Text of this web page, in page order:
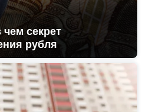
чем секрет
рубля